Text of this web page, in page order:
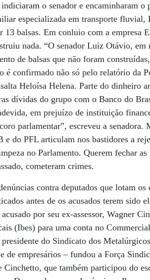
o senador e encaminharam o
especializada em transporte
13 balsas. Em conluio com a empresa
nada. “O senador Luiz Otávio,
de balsas que não foram
é confirmado não só pelo relatório da
Heloísa Helena. Parte do dinheiro
dívidas do grupo com o Banco do
em prejuízo de instituição
parlamentar”, escreveu a
e do PFL articulam nos bastidores a
no Parlamento. Querem fechar
cometeram crimes.
contra deputados que lotam
antes de os acusados terem sido
por seu ex-assessor, Wagner
(Ibes) para uma conta no
do Sindicato dos
de empresários – fundou a Força
Cinchetto, que também participou do